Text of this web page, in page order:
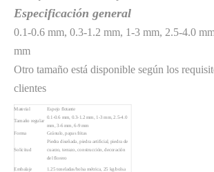
Especificación general
0.1-0.6 mm, 0.3-1.2 mm, 1-3 mm, 2.5-4.0
mm
Otro tamaño está disponible según los
clientes
Material Espejo flotante
Tamaño regular
0.1-0.6 mm, 0.3-1.2 mm, 1-3 mm, 2.5-4.0
mm, 3-6 mm, 6-9 mm
Forma Gránulo, papas fritas
Solicitud
Piedra diseñada, piedra artificial, piedra de
cuarzo, terrazo, construcción, decoración
del florero
Embalaje 1.25 toneladas/bolsa métrica, 25 kg/bolsa